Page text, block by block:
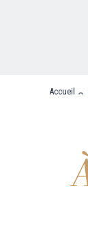
Accueil